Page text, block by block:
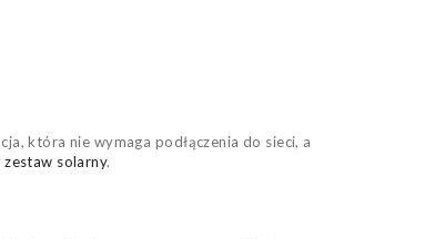
która nie wymaga podłączenia do sieci, a
zestaw solarny.